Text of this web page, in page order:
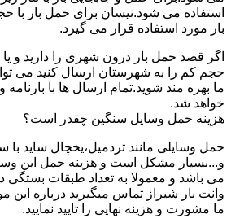
استفاده می شود.نیسان برای حمل بار با
بار مورد استفاده قرار می گیرد.
اگر قصد حمل بار درون شهری را دارید و یا
حجم کم را به شهرستان ارسال کنید می
ما بهره مند شوید.تمام ارسال ها با بارنامه
خواهد شد.
هزینه حمل وسایل سنگین چقدر است؟
حمل وسایلی مانند تردمیل،یخچال ساید با
و...بسیار مشکل است و هزینه حمل این
می باشد و معمولا به تعداد طبقات بستگی
وانت بار شیراز تماس میگیرید درباره این
ما مشورت و هزینه نهایی را تایید نمایید.